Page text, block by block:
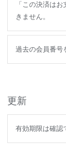
「この決済は
きません。
過去の会員番号
更新
有効期限は確認